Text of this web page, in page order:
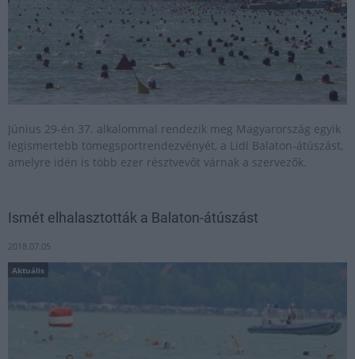
Június 29-én 37. alkalommal rendezik meg Magyarország egyik
legismertebb tömegsportrendezvényét, a Lidl Balaton-átúszást,
amelyre idén is több ezer résztvevőt várnak a szervezők.
Ismét elhalasztották a Balaton-átúszást
2018.07.05
Aktuális